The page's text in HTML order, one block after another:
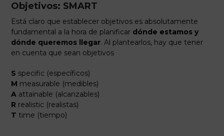
Objetivos: SMART
Está claro que establecer objetivos es absolutamente
fundamental a la hora de planificar dónde estamos y
dónde queremos llegar. Al plantearlos, hay que tener
en cuenta que sean objetivos
S specific (específicos)
M measurable (medibles)
A attainable (alcanzables)
R realistic (realistas)
T time (tiempo)